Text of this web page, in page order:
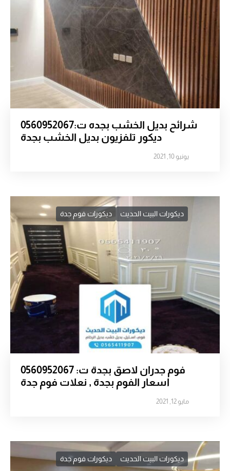
شرائح بديل الخشب بجده ت:0560952067
ديكور تلفزيون بديل الخشب بجدة
يونيو 10, 2021
ديكورات البيت الحديث ديكورات فوم جدة
فوم جدران لاصق بجدة ت: 0560952067
اسعار الفوم بجدة , نعلات فوم جدة
مايو 12, 2021
ديكورات البيت الحديث ديكورات فوم جدة